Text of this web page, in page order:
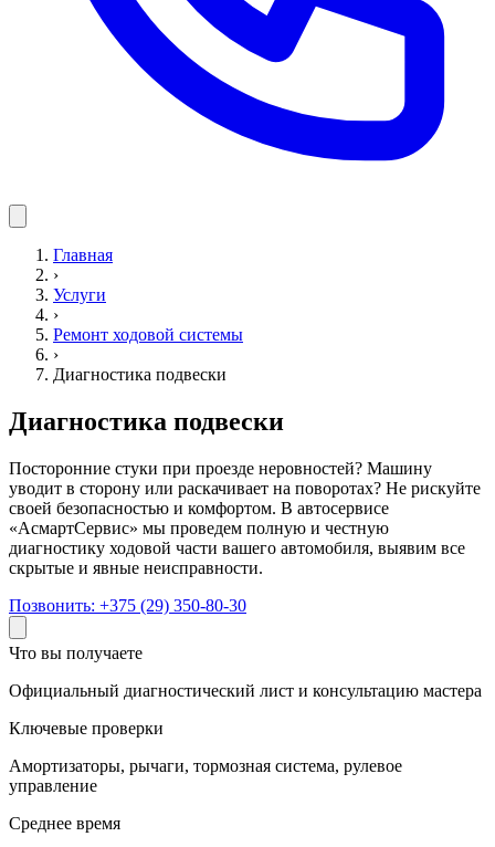
Главная
›
Услуги
›
Ремонт ходовой системы
›
Диагностика подвески
Диагностика подвески
Посторонние стуки при проезде неровностей? Машину
уводит в сторону или раскачивает на поворотах? Не рискуйте
своей безопасностью и комфортом. В автосервисе
«АсмартСервис» мы проведем полную и честную
диагностику ходовой части вашего автомобиля, выявим все
скрытые и явные неисправности.
Позвонить: +375 (29) 350-80-30
Что вы получаете
Официальный диагностический лист и консультацию мастера
Ключевые проверки
Амортизаторы, рычаги, тормозная система, рулевое
управление
Среднее время